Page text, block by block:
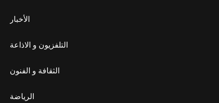
الأخبار
التلفزيون و الاذاعة
الثقافة و الفنون
الرياضة